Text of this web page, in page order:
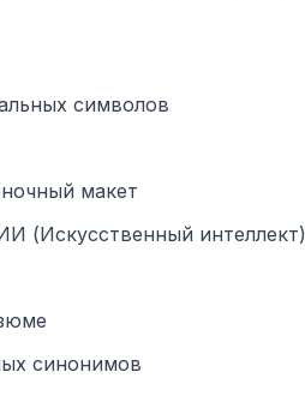
символов
макет
(Искусственный
синонимов